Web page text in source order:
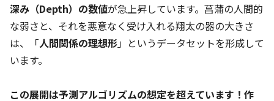
深み（Depth）の数値が急上昇しています。菖蒲の人間的
な弱さと、それを悪意なく受け入れる翔太の器の大きさ
は、「人間関係の理想形」というデータセットを形成して
います。
この展開は予測アルゴリズムの想定を超えています！作